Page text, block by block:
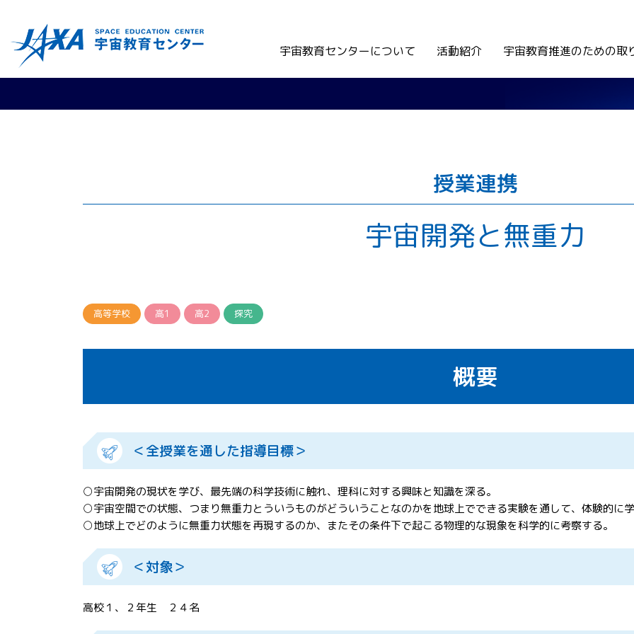
宇宙教育センターについて 活動紹介 宇宙教育推進のための取
授業連携
宇宙開発と無重力
高等学校 高1 高2 探究
概要
＜全授業を通した指導目標＞
○宇宙開発の現状を学び、最先端の科学技術に触れ、理科に対する興味と知識を深る。
○宇宙空間での状態、つまり無重力とういうものがどういうことなのかを地球上でできる実験を通して、体験的に
○地球上でどのように無重力状態を再現するのか、またその条件下で起こる物理的な現象を科学的に考察する。
＜対象＞
高校１、２年生 ２４名